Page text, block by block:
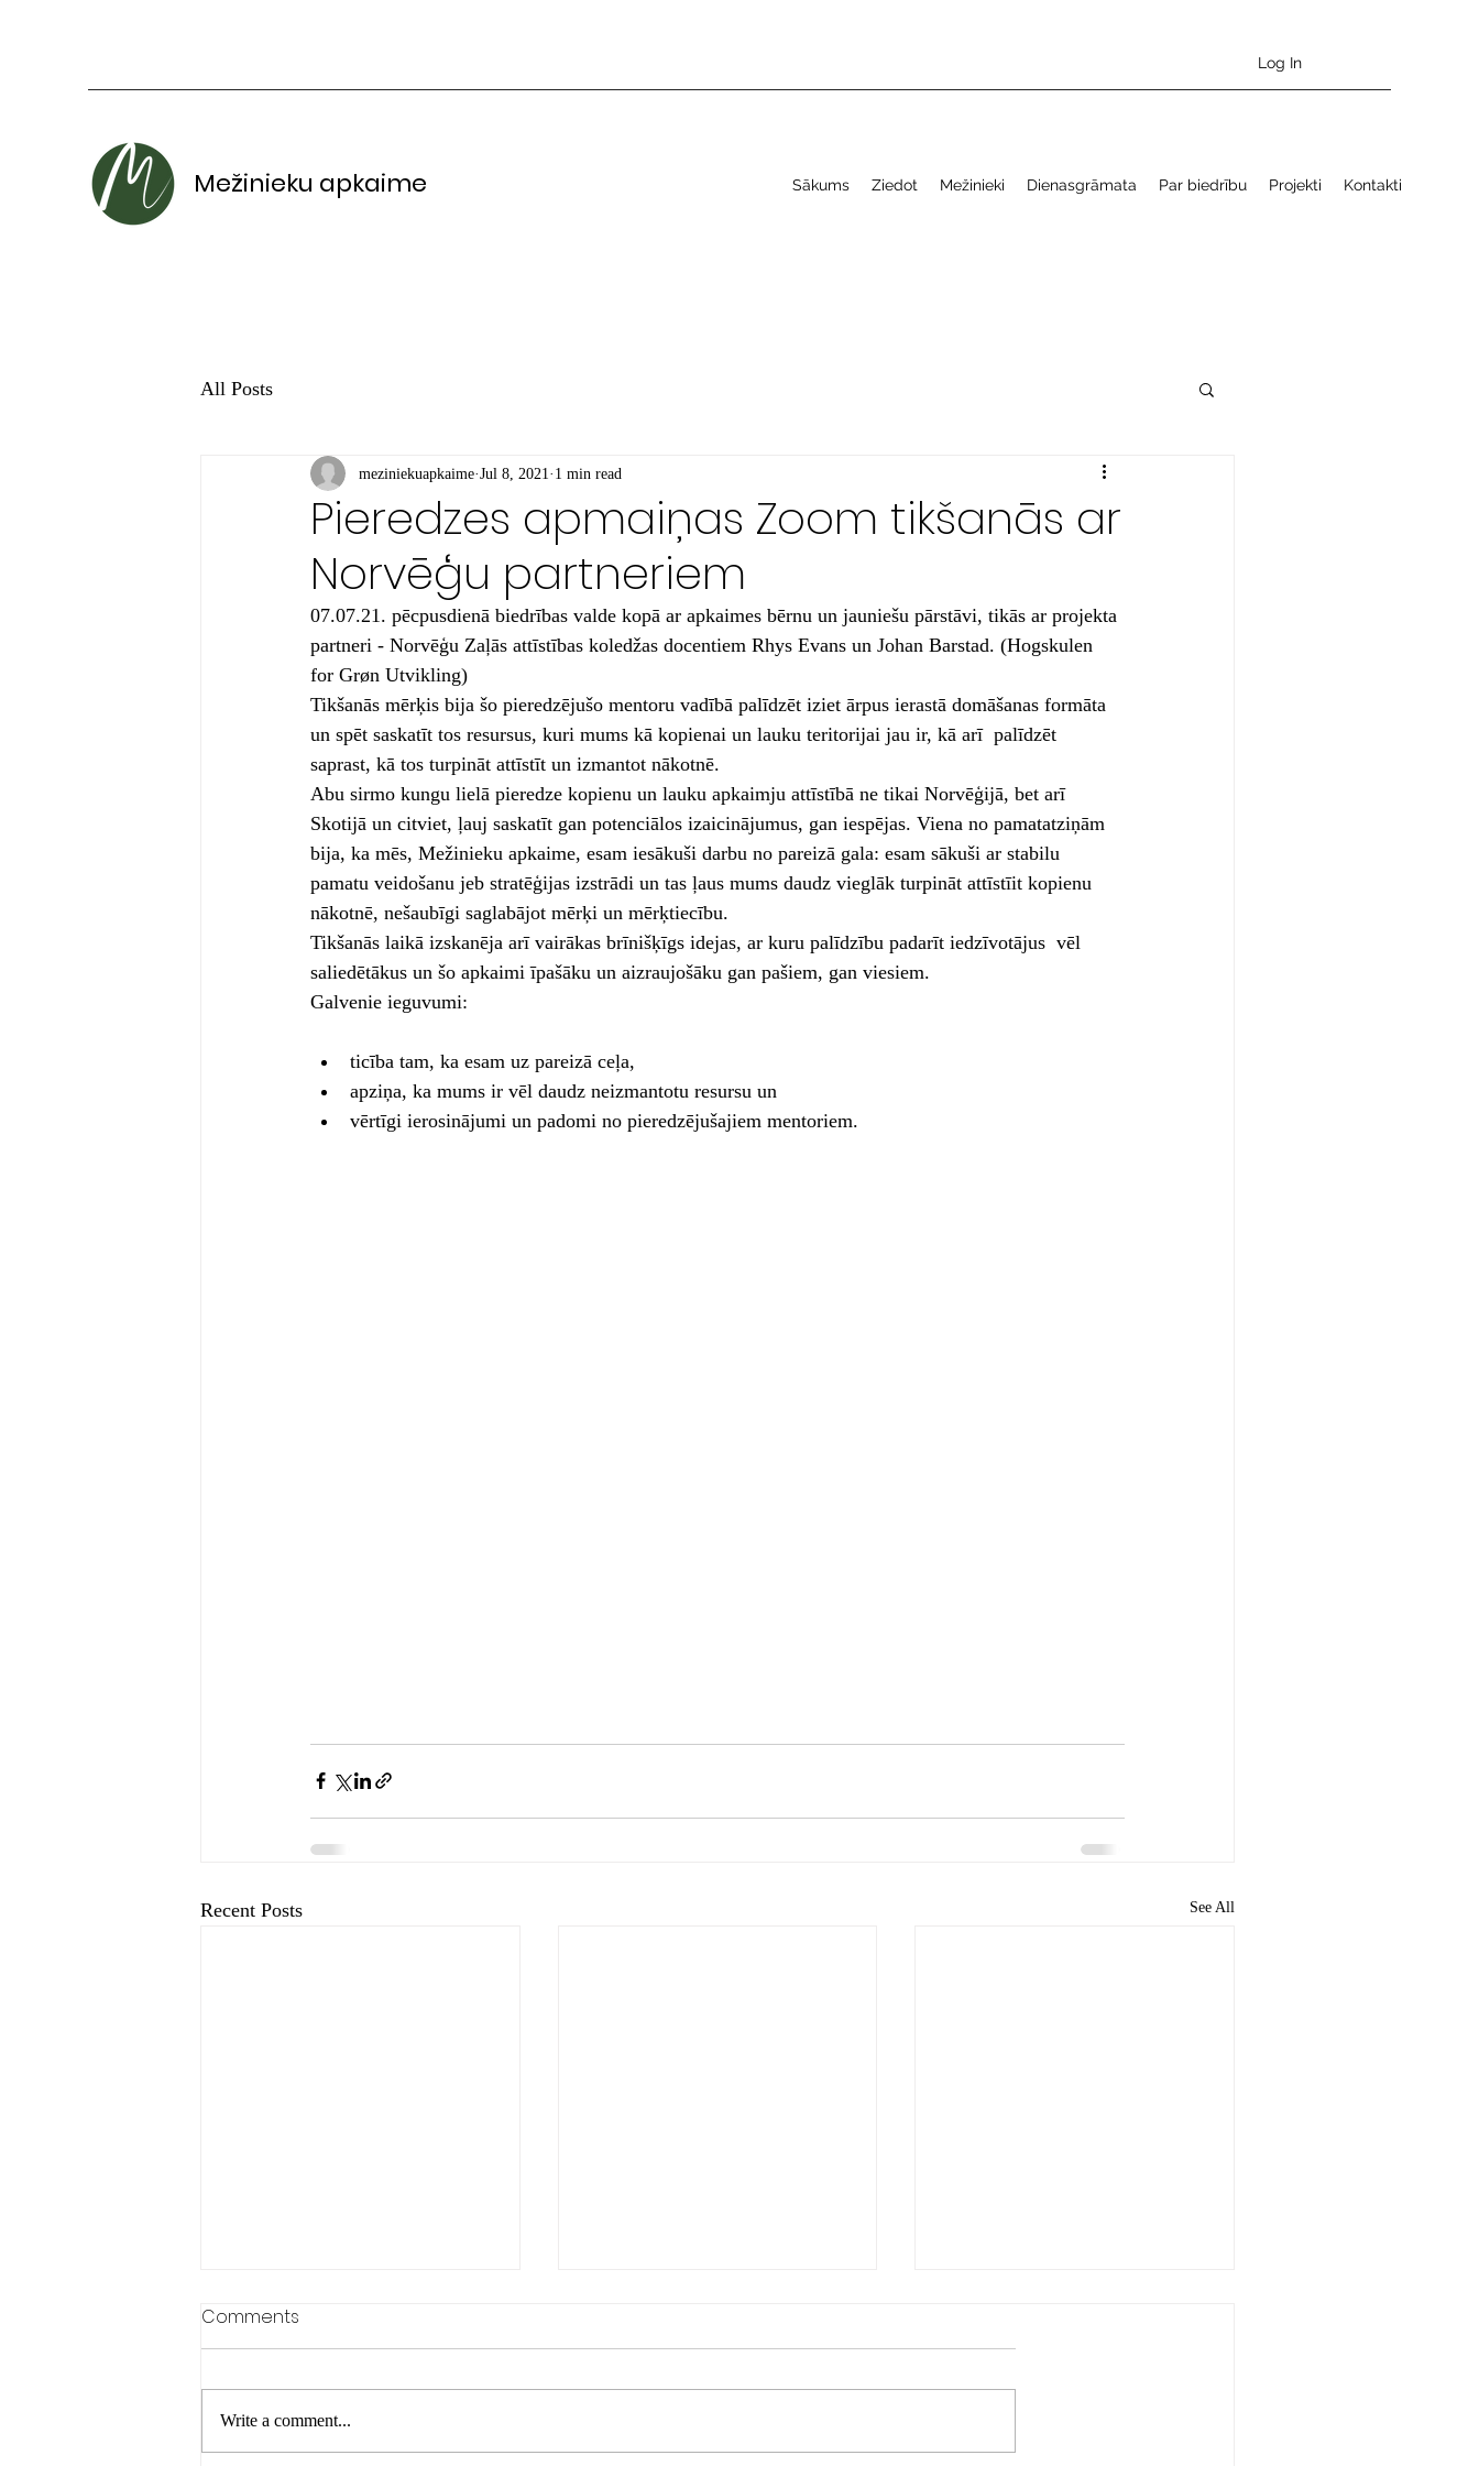
Log In
Mežinieku apkaime Sākums Ziedot Mežinieki Dienasgrāmata Par biedrību Projekti Kontakti
All Posts
Pieredzes apmaiņas Zoom tikšanās ar
Norvēģu partneriem
meziniekuapkaime Jul 8, 2021 1 min read
07.07.21. pēcpusdienā biedrības valde kopā ar apkaimes bērnu un jauniešu pārstāvi, tikās ar projekta
partneri - Norvēģu Zaļās attīstības koledžas docentiem Rhys Evans un Johan Barstad. (Hogskulen
for Grøn Utvikling)
Tikšanās mērķis bija šo pieredzējušo mentoru vadībā palīdzēt iziet ārpus ierastā domāšanas formāta
un spēt saskatīt tos resursus, kuri mums kā kopienai un lauku teritorijai jau ir, kā arī  palīdzēt
saprast, kā tos turpināt attīstīt un izmantot nākotnē.
Abu sirmo kungu lielā pieredze kopienu un lauku apkaimju attīstībā ne tikai Norvēģijā, bet arī
Skotijā un citviet, ļauj saskatīt gan potenciālos izaicinājumus, gan iespējas. Viena no pamatatziņām
bija, ka mēs, Mežinieku apkaime, esam iesākuši darbu no pareizā gala: esam sākuši ar stabilu
pamatu veidošanu jeb stratēģijas izstrādi un tas ļaus mums daudz vieglāk turpināt attīstīit kopienu
nākotnē, nešaubīgi saglabājot mērķi un mērķtiecību.
Tikšanās laikā izskanēja arī vairākas brīnišķīgs idejas, ar kuru palīdzību padarīt iedzīvotājus  vēl
saliedētākus un šo apkaimi īpašāku un aizraujošāku gan pašiem, gan viesiem.
Galvenie ieguvumi:
ticība tam, ka esam uz pareizā ceļa,
apziņa, ka mums ir vēl daudz neizmantotu resursu un
vērtīgi ierosinājumi un padomi no pieredzējušajiem mentoriem.
Recent Posts See All
Comments
Write a comment...